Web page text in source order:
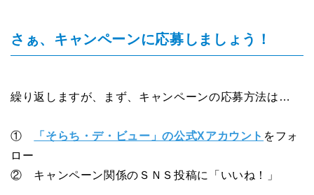
さぁ、キャンペーンに応募しましょう！
繰り返しますが、 まず、キャンペーンの応募方法は…
① 「そらち・デ・ビュー」の公式Xアカウント をフォ
ロー
② キャンペーン関係のＳＮＳ投稿に「いいね！」